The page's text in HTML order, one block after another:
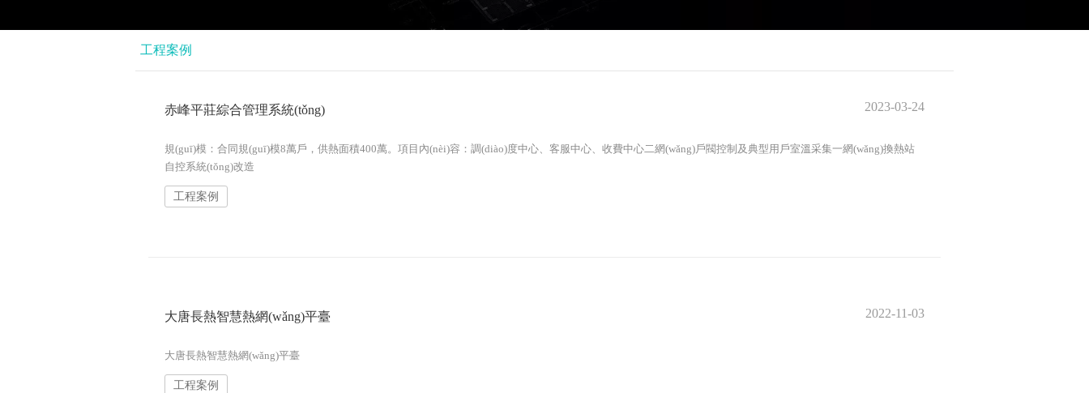
工程案例
赤峰平莊綜合管理系統(tǒng) 2023-03-24
規(guī)模：合同規(guī)模8萬戶，供熱面積400萬。項目內(nèi)容：調(diào)度中心、客服中心、收費中心二網(wǎng)戶閥控制及典型用戶室溫采集一網(wǎng)換熱站
自控系統(tǒng)改造
工程案例
大唐長熱智慧熱網(wǎng)平臺 2022-11-03
大唐長熱智慧熱網(wǎng)平臺
工程案例